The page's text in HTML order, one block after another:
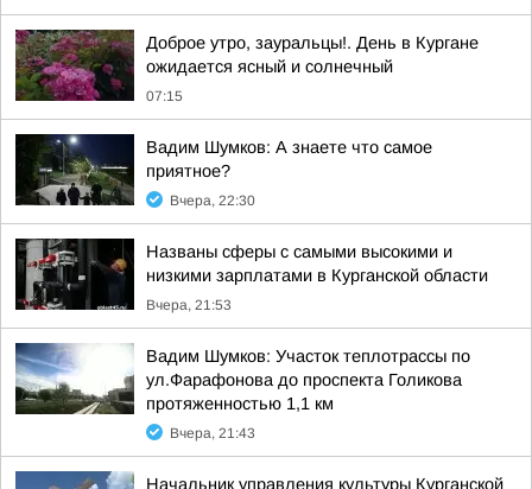
Доброе утро, зауральцы!. День в Кургане
ожидается ясный и солнечный
07:15
Вадим Шумков: А знаете что самое
приятное?
Вчера, 22:30
Названы сферы с самыми высокими и
низкими зарплатами в Курганской области
Вчера, 21:53
Вадим Шумков: Участок теплотрассы по
ул.Фарафонова до проспекта Голикова
протяженностью 1,1 км
Вчера, 21:43
Начальник управления культуры Курганской